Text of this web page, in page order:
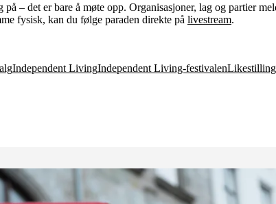
– det er bare å møte opp. Organisasjoner, lag og partier
fysisk, kan du følge paraden direkte på livestream.
Independent LivingIndependent Living-festivalen